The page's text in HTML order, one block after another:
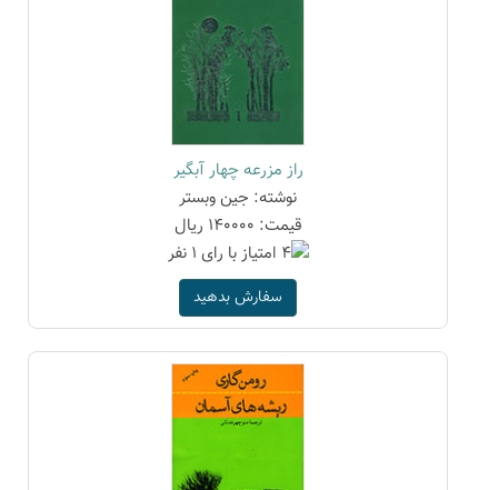
راز مزرعه چهار آبگیر
نوشته: جین وبستر
قیمت: 140000 ریال
سفارش بدهید